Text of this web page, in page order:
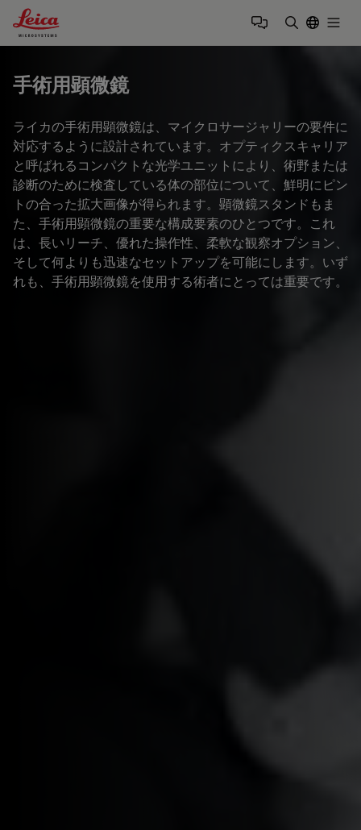
Leica Microsystems Logo
手術用顕微鏡
ライカの手術用顕微鏡は、マイクロサージャリーの要件に
対応するように設計されています。オプティクスキャリア
と呼ばれるコンパクトな光学ユニットにより、術野または
診断のために検査している体の部位について、鮮明にピン
トの合った拡大画像が得られます。顕微鏡スタンドもま
た、手術用顕微鏡の重要な構成要素のひとつです。これ
は、長いリーチ、優れた操作性、柔軟な観察オプション、
そして何よりも迅速なセットアップを可能にします。いず
れも、手術用顕微鏡を使用する術者にとっては重要です。